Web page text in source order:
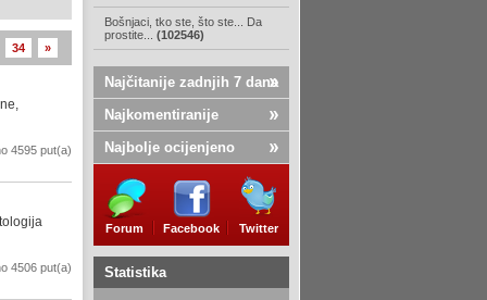
Bošnjaci, tko ste, što ste... Da
prostite... (102546)
Najčitanije zadnjih 7 dana
Najkomentiranije
Najbolje ocijenjeno
Forum Facebook Twitter
Statistika
34 »
4595 put(a)
4506 put(a)